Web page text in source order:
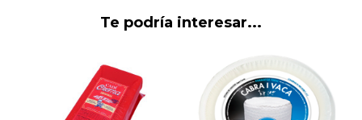
Te podría interesar...